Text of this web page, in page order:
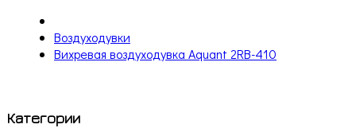
Воздуходувки
Вихревая воздуходувка Aquant 2RB-410
Категории